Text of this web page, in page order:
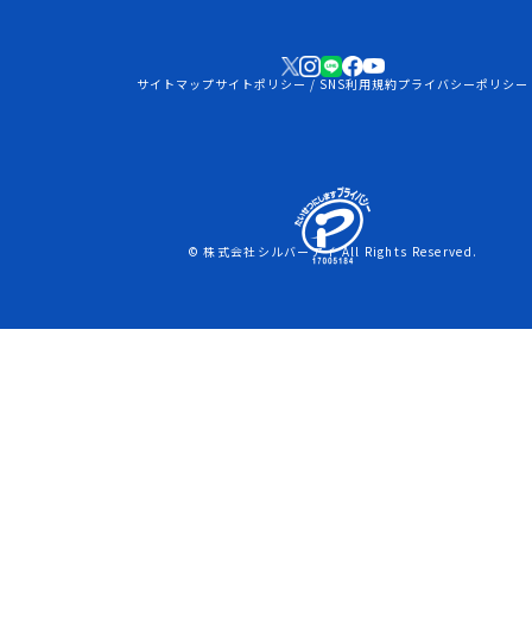
サイトマップサイトポリシー / SNS利用規約プライバシーポリシー
© 株式会社シルバーアイ All Rights Reserved.